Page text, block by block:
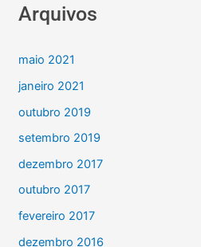
Arquivos
maio 2021
janeiro 2021
outubro 2019
setembro 2019
dezembro 2017
outubro 2017
fevereiro 2017
dezembro 2016